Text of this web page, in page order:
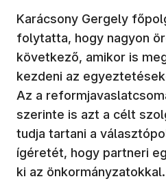
Karácsony Gergely
folytatta, hogy nagyon
következő, amikor is
kezdeni az
Az a
szerinte is azt a célt
tudja tartani a
ígéretét, hogy partneri
ki az önkormányzatokkal.